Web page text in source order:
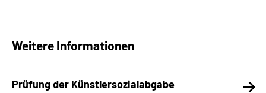
Weitere Informationen
Prüfung der Künstlersozialabgabe­